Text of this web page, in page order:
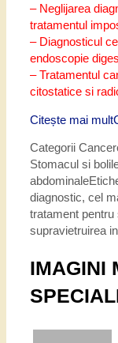
– Neglijarea
tratamentul
– Diagnosticul
endoscopie
– Tratamentul
citostatice si
Citește mai mult
Categorii
Stomacul si
abdominale
diagnostic, cel
tratament pentru
supravietruirea
IMAGINI